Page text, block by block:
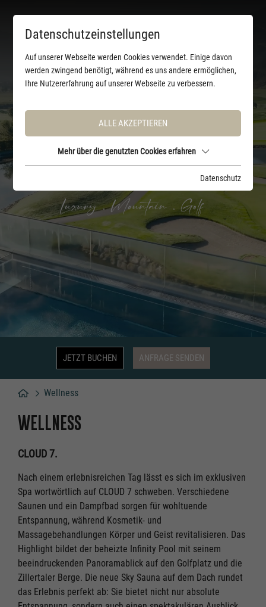
JETZT BUCHEN ANFRAGE SENDEN
Wellness
WELLNESS
CLOUD 7.
Nach einem erlebnisreichen Tag lässt es sich im exklusiven
Spa wortwörtlich auf CLOUD 7 schweben. Verschiedene
Saunen und ein Dampfbad sorgen für wohltuende
Entspannung, während Kosmetik- und
Massagebehandlungen Körper und Geist revitalisieren. Das
Highlight bildet der beheizte Infinity Pool mit seinem
beeindruckenden Panoramablick auf den Golfplatz und die
Zillertaler Berge. Die neue Sky Sauna auf dem Dach rundet
das Erlebnis perfekt ab: Sie bietet nicht nur absolute
Datenschutzeinstellungen
Auf unserer Webseite werden Cookies verwendet. Einige davon
werden zwingend benötigt, während es uns andere ermöglichen,
Ihre Nutzererfahrung auf unserer Webseite zu verbessern.
ALLE AKZEPTIEREN
Mehr über die genutzten Cookies erfahren
Datenschutz